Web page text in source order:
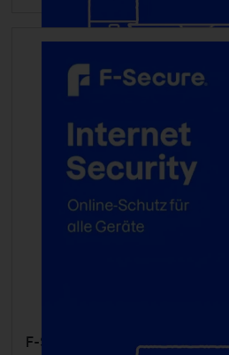
F-SECURE Internet Security - 5